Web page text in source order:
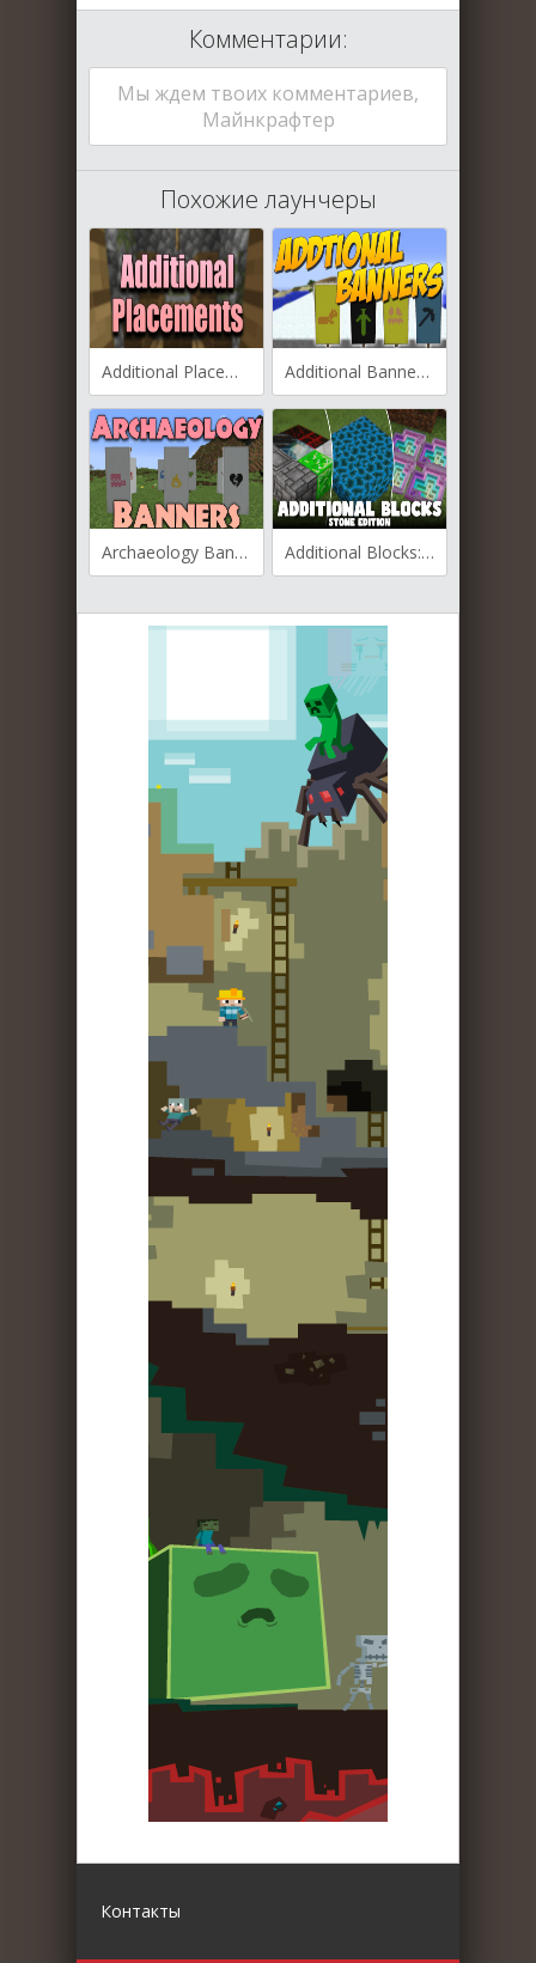
Комментарии:
Мы ждем твоих комментариев,
Майнкрафтер
Похожие лаунчеры
Additional Placements для Майнкрафт [1.21.5, 1.21.4, 1.21.3] Additional Banners для Майнкрафт [1.20.4, 1.20.2, 1.20.1]
Archaeology Banners для Майнкрафт [1.20.4, 1.20.3, 1.20.2] Additional Blocks: Stone Edition для Майнкрафт [1.20.1, 1.19.4, 1.19.2]
Контакты